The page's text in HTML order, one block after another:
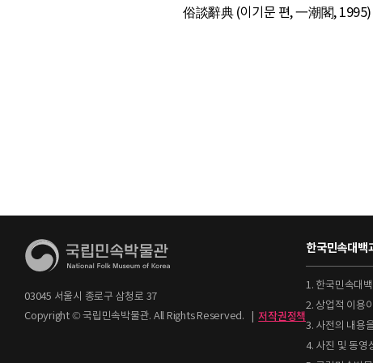
俗談辭典 (이기문 편, 一潮閣, 1995)
03045 서울시 종로구 삼청로 37
Copyright © 국립민속박물관. All Rights Reserved.
| 저작권정책
한국민속대백
1. 한국민속대
2. 상업적 이용
3. 사전의 내용
4. 사진 및 동영